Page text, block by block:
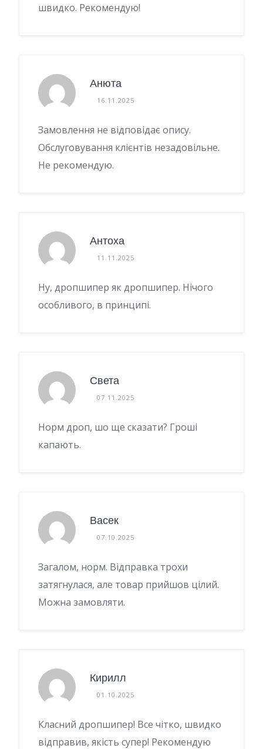
швидко. Рекомендую!
Анюта
16.11.2025
Замовлення не відповідає опису.
Обслуговування клієнтів незадовільне.
Не рекомендую.
Антоха
11.11.2025
Ну, дропшипер як дропшипер. Нічого
особливого, в принципі.
Света
07.11.2025
Норм дроп, шо ще сказати? Гроші
капають.
Васек
07.10.2025
Загалом, норм. Відправка трохи
затягнулася, але товар прийшов цілий.
Можна замовляти.
Кирилл
01.10.2025
Класний дропшипер! Все чітко, швидко
відправив, якість супер! Рекомендую